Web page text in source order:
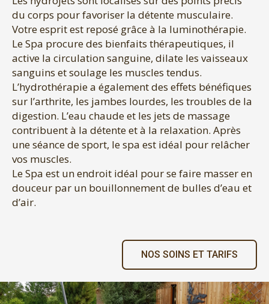
du corps pour favoriser la détente musculaire.
Votre esprit est reposé grâce à la luminothérapie.
Le Spa procure des bienfaits thérapeutiques, il
active la circulation sanguine, dilate les vaisseaux
sanguins et soulage les muscles tendus.
L’hydrothérapie a également des effets bénéfiques
sur l’arthrite, les jambes lourdes, les troubles de la
digestion. L’eau chaude et les jets de massage
contribuent à la détente et à la relaxation. Après
une séance de sport, le spa est idéal pour relâcher
vos muscles.
Le Spa est un endroit idéal pour se faire masser en
douceur par un bouillonnement de bulles d’eau et
d’air.
NOS SOINS ET TARIFS